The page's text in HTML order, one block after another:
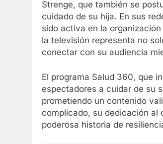
Strenge, que también se
cuidado de su hija. En sus
sido activa en la
la televisión representa no
conectar con su audiencia
El programa Salud 360, que
espectadores a cuidar de su
prometiendo un contenido
complicado, su dedicación al
poderosa historia de